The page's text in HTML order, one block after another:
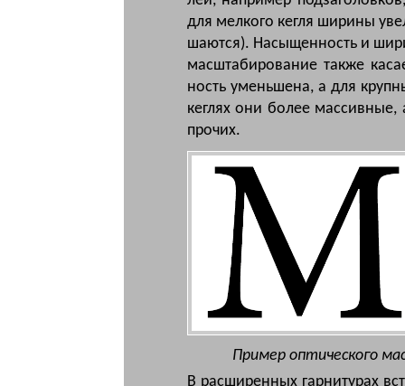
для мел­ко­го кег­ля ши­ри­ны
ша­ют­ся). На­сы­щен­ность и
мас­шта­би­ро­ва­ние так­же
ность умень­ше­на, а для
кег­лях они бо­лее
про­чих.
Пример оптического
В рас­ши­рен­ных гар­ни­ту­рах